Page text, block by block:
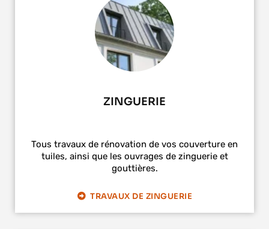
ZINGUERIE
Tous travaux de rénovation de vos couverture en
tuiles, ainsi que les ouvrages de zinguerie et
gouttières.
TRAVAUX DE ZINGUERIE